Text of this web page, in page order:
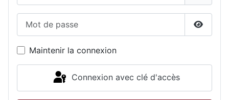
Maintenir la connexion
Connexion avec clé d'accès